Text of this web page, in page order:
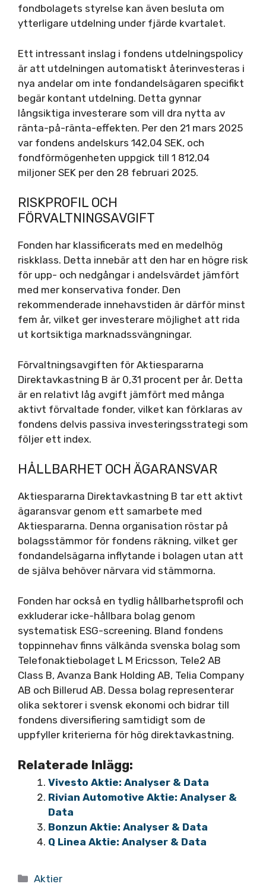
fondbolagets styrelse kan även besluta om
ytterligare utdelning under fjärde kvartalet.
Ett intressant inslag i fondens utdelningspolicy
är att utdelningen automatiskt återinvesteras i
nya andelar om inte fondandelsägaren specifikt
begär kontant utdelning. Detta gynnar
långsiktiga investerare som vill dra nytta av
ränta-på-ränta-effekten. Per den 21 mars 2025
var fondens andelskurs 142,04 SEK, och
fondförmögenheten uppgick till 1 812,04
miljoner SEK per den 28 februari 2025.
RISKPROFIL OCH
FÖRVALTNINGSAVGIFT
Fonden har klassificerats med en medelhög
riskklass. Detta innebär att den har en högre risk
för upp- och nedgångar i andelsvärdet jämfört
med mer konservativa fonder. Den
rekommenderade innehavstiden är därför minst
fem år, vilket ger investerare möjlighet att rida
ut kortsiktiga marknadssvängningar.
Förvaltningsavgiften för Aktiespararna
Direktavkastning B är 0,31 procent per år. Detta
är en relativt låg avgift jämfört med många
aktivt förvaltade fonder, vilket kan förklaras av
fondens delvis passiva investeringsstrategi som
följer ett index.
HÅLLBARHET OCH ÄGARANSVAR
Aktiespararna Direktavkastning B tar ett aktivt
ägaransvar genom ett samarbete med
Aktiespararna. Denna organisation röstar på
bolagsstämmor för fondens räkning, vilket ger
fondandelsägarna inflytande i bolagen utan att
de själva behöver närvara vid stämmorna.
Fonden har också en tydlig hållbarhetsprofil och
exkluderar icke-hållbara bolag genom
systematisk ESG-screening. Bland fondens
toppinnehav finns välkända svenska bolag som
Telefonaktiebolaget L M Ericsson, Tele2 AB
Class B, Avanza Bank Holding AB, Telia Company
AB och Billerud AB. Dessa bolag representerar
olika sektorer i svensk ekonomi och bidrar till
fondens diversifiering samtidigt som de
uppfyller kriterierna för hög direktavkastning.
Relaterade Inlägg:
Vivesto Aktie: Analyser & Data
Rivian Automotive Aktie: Analyser &
Data
Bonzun Aktie: Analyser & Data
Q Linea Aktie: Analyser & Data
Kategorier
Aktier